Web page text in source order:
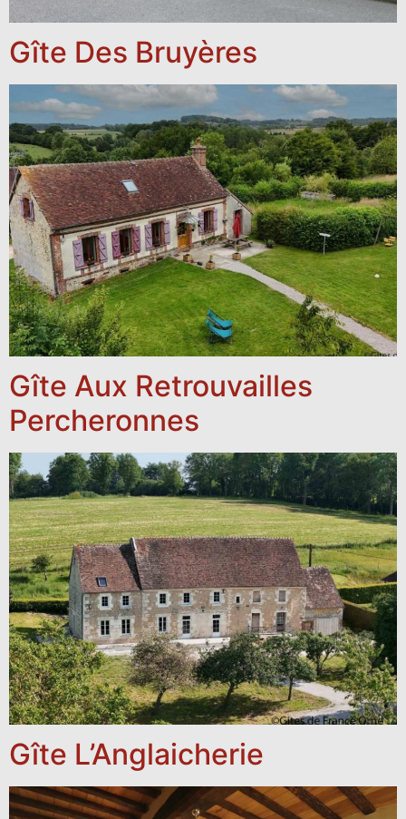
Gîte Des Bruyères
Gîte Aux Retrouvailles
Percheronnes
Gîte L’Anglaicherie